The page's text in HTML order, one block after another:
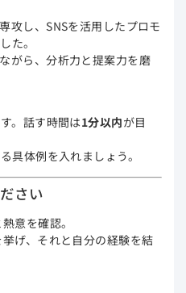
攻し、SNSを活用したプロモ
た。
がら、分析力と提案力を磨
。話す時間は1分以内が目
具体例を入れましょう。
さい
意を確認。
げ、それと自分の経験を結